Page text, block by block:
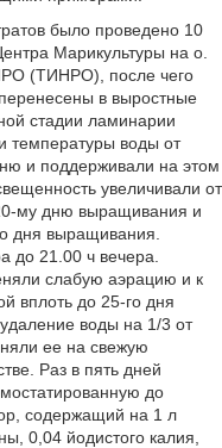
было проведено 10
Марикультуры на о.
(ТИНРО), после чего
в выростные
стадии ламинарии
температуры воды от
и поддерживали на этом
увеличивали от
му дню выращивания и
дня выращивания.
до 21.00 ч вечера.
слабую аэрацию и к
вплоть до 25-го дня
воды на 1/3 от
ее на свежую
Раз в пять дней
до
содержащий на 1 л
0,04 йодистого калия,